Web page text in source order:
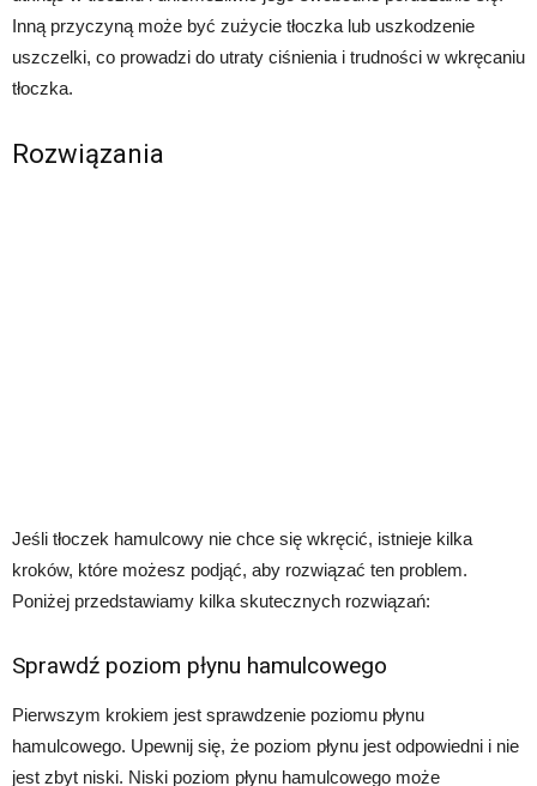
Inną przyczyną może być zużycie tłoczka lub uszkodzenie
uszczelki, co prowadzi do utraty ciśnienia i trudności w wkręcaniu
tłoczka.
Rozwiązania
Jeśli tłoczek hamulcowy nie chce się wkręcić, istnieje kilka
kroków, które możesz podjąć, aby rozwiązać ten problem.
Poniżej przedstawiamy kilka skutecznych rozwiązań:
Sprawdź poziom płynu hamulcowego
Pierwszym krokiem jest sprawdzenie poziomu płynu
hamulcowego. Upewnij się, że poziom płynu jest odpowiedni i nie
jest zbyt niski. Niski poziom płynu hamulcowego może